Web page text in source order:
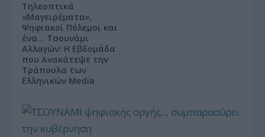
Τηλεοπτικά
«Μαγειρέματα»,
Ψηφιακοί Πόλεμοι και
ένα… Τσουνάμι
Αλλαγών: Η Εβδομάδα
που Ανακάτεψε την
Τράπουλα των
Ελληνικών Media